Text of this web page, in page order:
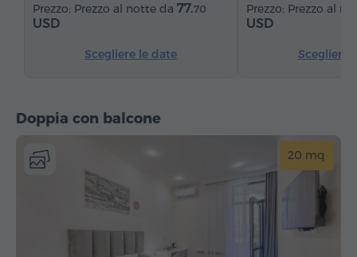
Prezzo al notte da 77.70
USD
Scegliere le date
Prezzo al
USD
Scegliere
Doppia con balcone
20 mq